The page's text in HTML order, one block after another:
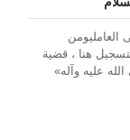
العامليومن
هنا ، قضية
عليه وآله»